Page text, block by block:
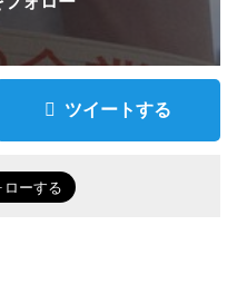
ツイートする